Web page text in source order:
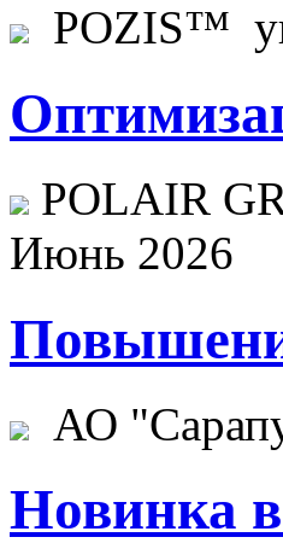
POZIS™
POLAIR
Июнь 2026
АО
Новинка